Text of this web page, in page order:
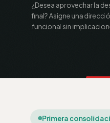
¿Desea aprovechar la
final? Asigne una
funcional sin
Primera